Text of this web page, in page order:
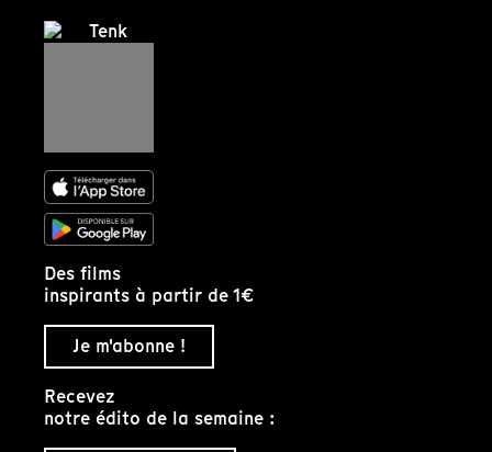
Des films
inspirants à partir de 1€
Je m'abonne !
Recevez
notre édito de la semaine :